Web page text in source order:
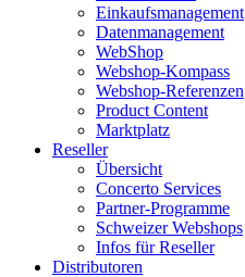
Einkaufsmanagement
Datenmanagement
WebShop
Webshop-Kompass
Webshop-Referenzen
Product Content
Marktplatz
Reseller
Übersicht
Concerto Services
Partner-Programme
Schweizer Webshops
Infos für Reseller
Distributoren